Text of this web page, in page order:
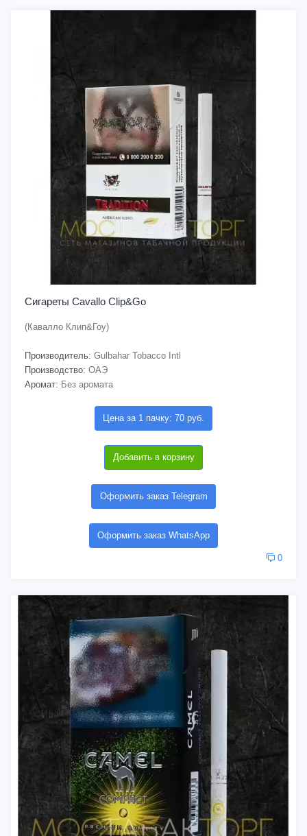
Сигареты Cavallo Clip&Go
(Кавалло Клип&Гоу)
Производитель: Gulbahar Tobacco Intl
Производство: ОАЭ
Аромат: Без аромата
Цена за 1 пачку: 70 руб.
Добавить в корзину
Оформить заказ Telegram
Оформить заказ WhatsApp
0